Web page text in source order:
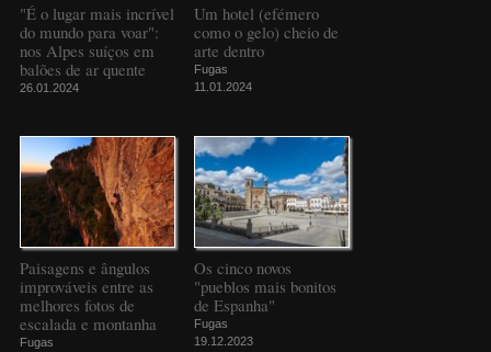
"É o lugar mais incrível
do mundo para voar":
nos Alpes suíços em
balões de ar quente
26.01.2024
Um hotel (efémero
como o gelo) cheio de
arte dentro
Fugas
11.01.2024
Paisagens e ângulos
improváveis entre as
melhores fotos de
escalada e montanha
Fugas
Os cinco novos
"pueblos mais bonitos
de Espanha"
Fugas
19.12.2023